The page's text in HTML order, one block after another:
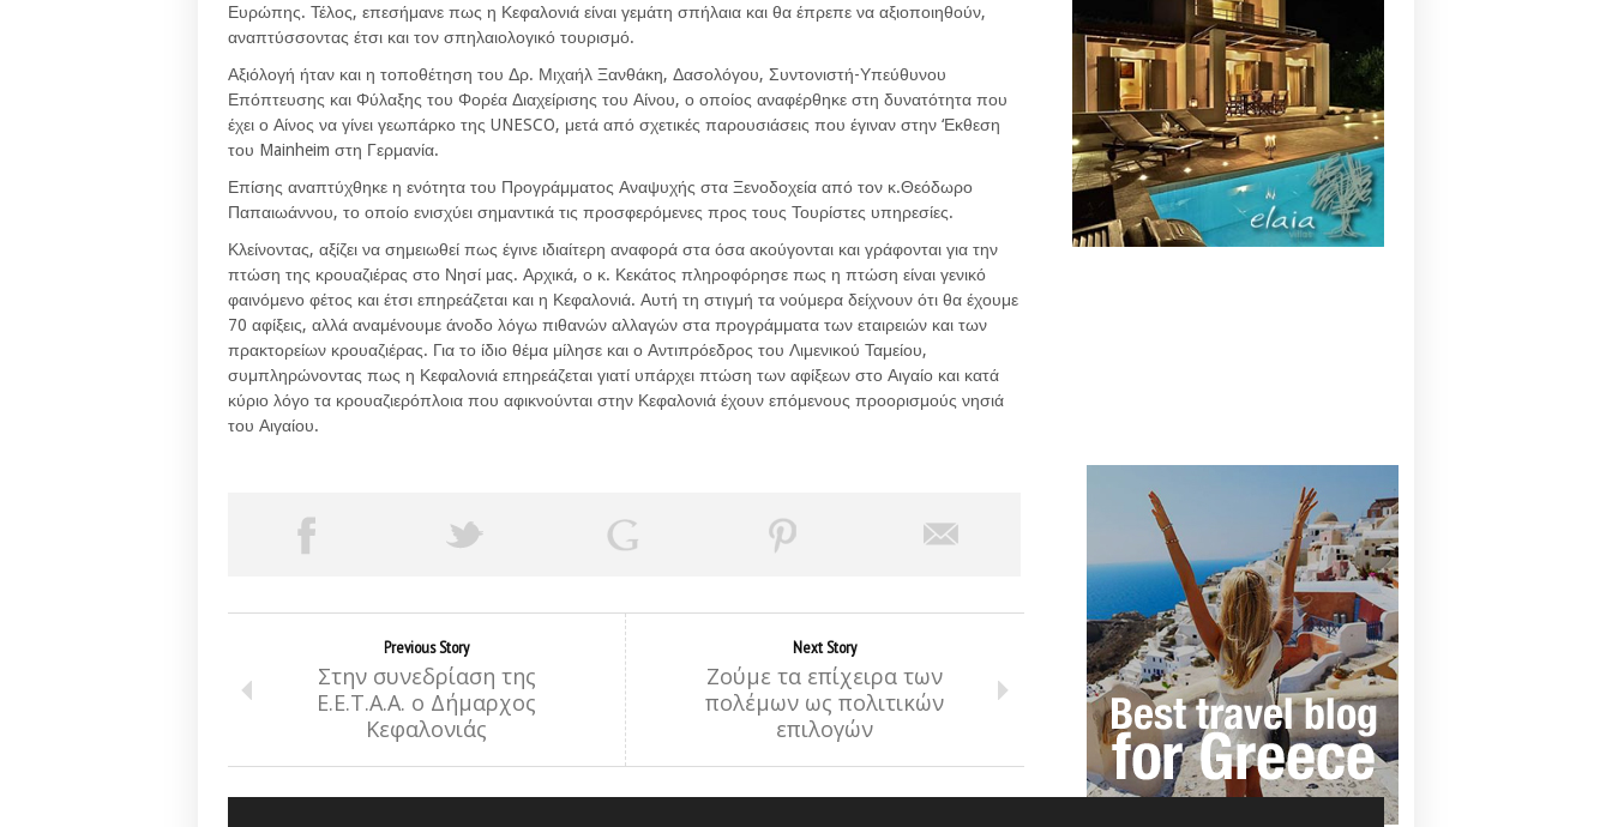
Ευρώπης. Τέλος, επεσήμανε πως η Κεφαλονιά είναι γεμάτη σπήλαια και θα έπρεπε να αξιοποιηθούν,
αναπτύσσοντας έτσι και τον σπηλαιολογικό τουρισμό.
Αξιόλογή ήταν και η τοποθέτηση του Δρ. Μιχαήλ Ξανθάκη, Δασολόγου, Συντονιστή-Υπεύθυνου
Επόπτευσης και Φύλαξης του Φορέα Διαχείρισης του Αίνου, ο οποίος αναφέρθηκε στη δυνατότητα που
έχει ο Αίνος να γίνει γεωπάρκο της UNESCO, μετά από σχετικές παρουσιάσεις που έγιναν στην ‘Εκθεση
του Mainheim στη Γερμανία.
Επίσης αναπτύχθηκε η ενότητα του Προγράμματος Αναψυχής στα Ξενοδοχεία από τον κ.Θεόδωρο
Παπαιωάννου, το οποίο ενισχύει σημαντικά τις προσφερόμενες προς τους Τουρίστες υπηρεσίες.
Κλείνοντας, αξίζει να σημειωθεί πως έγινε ιδιαίτερη αναφορά στα όσα ακούγονται και γράφονται για την
πτώση της κρουαζιέρας στο Νησί μας. Αρχικά, ο κ. Κεκάτος πληροφόρησε πως η πτώση είναι γενικό
φαινόμενο φέτος και έτσι επηρεάζεται και η Κεφαλονιά. Αυτή τη στιγμή τα νούμερα δείχνουν ότι θα έχουμε
70 αφίξεις, αλλά αναμένουμε άνοδο λόγω πιθανών αλλαγών στα προγράμματα των εταιρειών και των
πρακτορείων κρουαζιέρας. Για το ίδιο θέμα μίλησε και ο Αντιπρόεδρος του Λιμενικού Ταμείου,
συμπληρώνοντας πως η Κεφαλονιά επηρεάζεται γιατί υπάρχει πτώση των αφίξεων στο Αιγαίο και κατά
κύριο λόγο τα κρουαζιερόπλοια που αφικνούνται στην Κεφαλονιά έχουν επόμενους προορισμούς νησιά
του Αιγαίου.
Previous Story
Στην συνεδρίαση της
Ε.Ε.Τ.Α.Α. ο Δήμαρχος
Κεφαλονιάς
Next Story
Ζούμε τα επίχειρα των
πολέμων ως πολιτικών
επιλογών